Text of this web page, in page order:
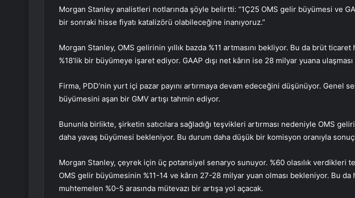
Morgan Stanley analistleri notlarında şöyle belirtti: “1Ç25 OMS gelir büyümesi ve
bir sonraki hisse fiyatı katalizörü olabileceğine inanıyoruz.”
Morgan Stanley, OMS gelirinin yıllık bazda %11 artmasını bekliyor. Bu da brüt ticaret
%18’lik bir büyümeye işaret ediyor. GAAP dışı net kârın ise 28 milyar yuana
Firma, PDD’nin yurt içi pazar payını artırmaya devam edeceğini düşünüyor. Genel
büyümesini aşan bir GMV artışı tahmin ediyor.
Bununla birlikte, şirketin satıcılara sağladığı teşvikleri artırması nedeniyle OMS
daha yavaş büyümesi bekleniyor. Bu durum daha düşük bir komisyon oranıyla
Morgan Stanley, çeyrek için üç potansiyel senaryo sunuyor. %60 olasılık verdikleri
OMS gelir büyümesinin %11-14 ve kârın 27-28 milyar yuan olması bekleniyor. Bu da
muhtemelen %0-5 arasında mütevazı bir artışa yol açacak.